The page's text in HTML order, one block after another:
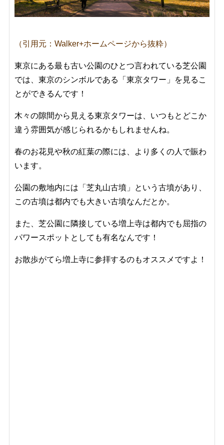
（引用元：Walker+ホームページから抜粋）
東京にある最も古い公園のひとつ言われている芝公園
では、東京のシンボルである「東京タワー」を見るこ
とができるんです！
木々の隙間から見える東京タワーは、いつもとどこか
違う雰囲気が感じられるかもしれませんね。
春のお花見や秋の紅葉の際には、より多くの人で賑わ
います。
公園の敷地内には「 芝丸山古墳」という古墳があり、
この古墳は都内でも大きい古墳なんだとか。
また、芝公園に隣接している増上寺は都内でも屈指の
パワースポットとしても有名なんです！
お散歩がてら増上寺に参拝するのもオススメですよ！